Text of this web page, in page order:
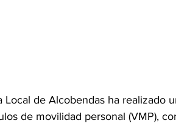
Local de Alcobendas ha realizado
de movilidad personal (VMP),